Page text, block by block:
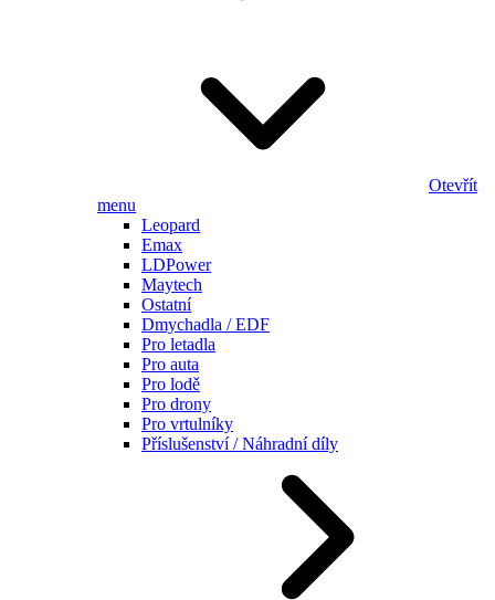
Otevřít
menu
Leopard
Emax
LDPower
Maytech
Ostatní
Dmychadla / EDF
Pro letadla
Pro auta
Pro lodě
Pro drony
Pro vrtulníky
Příslušenství / Náhradní díly